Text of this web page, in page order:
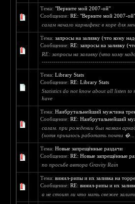
Тема:"Верните мой 2007-ой"
Сообщение:RE: "Верните мой 2007-ой"
салам начало карнифекс в коре для
Тема:запросы на заливку (что кому
Сообщение:RE: запросы на заливку
RE: запросы на заливку (что кому
Тема:Library Stats
Сообщение:RE: Library Stats
Statistics do not know about all listen to
have
Тема:Наибрутальнейший мужчина
Сообщение:RE: Наибрутальнейший
салам. при рождении был назван
(хотя пришлось работать почти �...
Тема:Новые запрещённые раздачи
Сообщение:RE: Новые запрещённые
по просьбе автора Gravity Rain
Тема:винил-рипы и их заливка на
Сообщение:RE: винил-рипы и их
а не стоит ли что нить свежее